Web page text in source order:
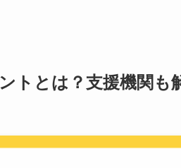
トとは？支援機関も